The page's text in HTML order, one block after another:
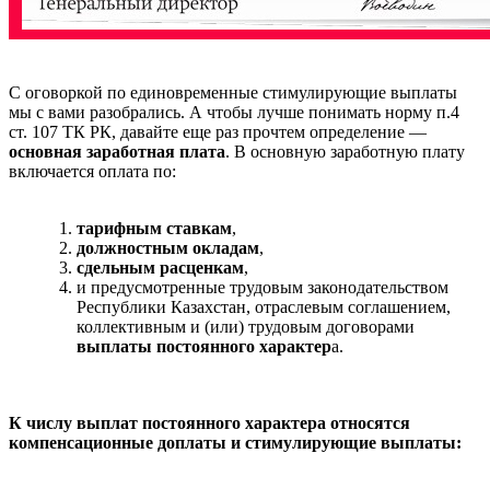
С оговоркой по единовременные стимулирующие выплаты
мы с вами разобрались. А чтобы лучше понимать норму п.4
ст. 107 ТК РК, давайте еще раз прочтем определение —
основная заработная плата. В основную заработную плату
включается оплата по:
тарифным ставкам,
должностным окладам,
сдельным расценкам,
и предусмотренные трудовым законодательством
Республики Казахстан, отраслевым соглашением,
коллективным и (или) трудовым договорами
выплаты постоянного характера.
К числу выплат постоянного характера относятся
компенсационные доплаты и стимулирующие выплаты: